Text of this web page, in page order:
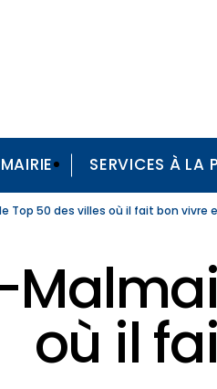
SERVICES À LA
Top 50 des villes où il fait bon vivre
où il